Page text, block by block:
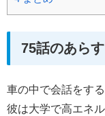
75話のあら
車の中で会話をす
彼は大学で高エネ